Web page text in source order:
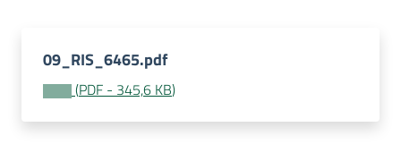
09_RIS_6465.pdf
(PDF - 345,6 KB)